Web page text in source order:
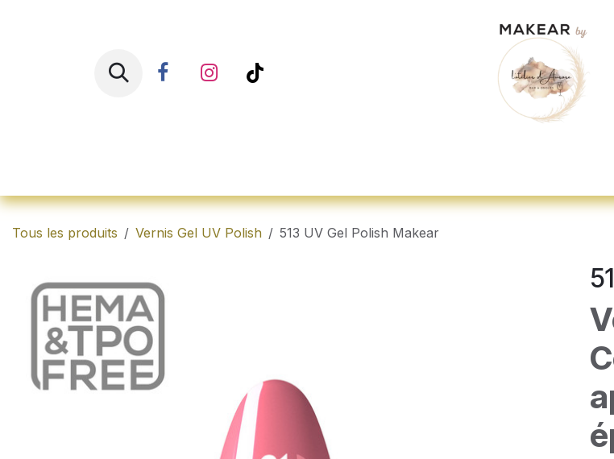
Tous les produits Vernis Gel UV Polish 513 UV Gel Polish Makear